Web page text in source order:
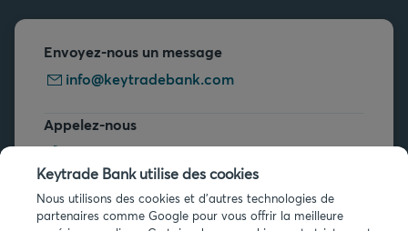
Envoyez-nous un message
info@keytradebank.com
Appelez-nous
+32 2 679 90 00
Vous avez des questions ?
Questions fréquentes
Keytrade Bank utilise des cookies
Nous utilisons des cookies et d'autres technologies de
partenaires comme Google pour vous offrir la meilleure